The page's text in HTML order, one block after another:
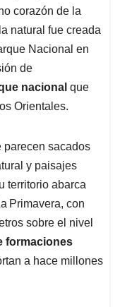
corazón de la
natural fue creada
Nacional en
de
nacional que
Orientales.
parecen sacados
y paisajes
territorio abarca
Primavera, con
sobre el nivel
formaciones
a hace millones